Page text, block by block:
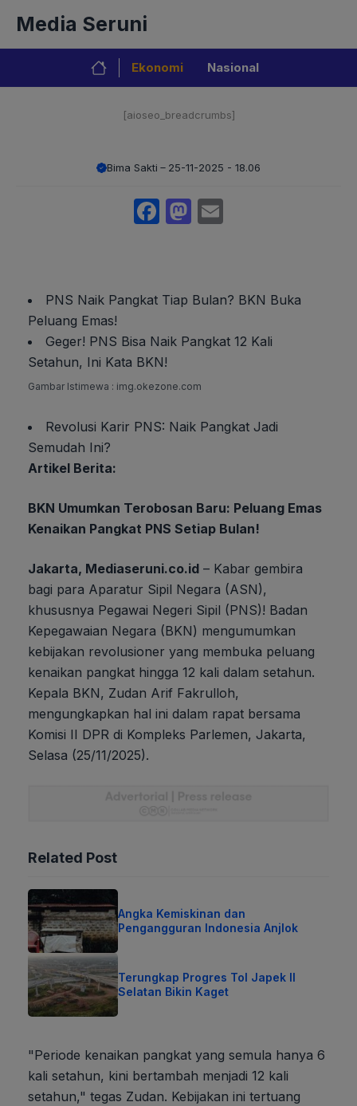
isi
Media Seruni
Ekonomi Nasional
[aioseo_breadcrumbs]
Bima Sakti 25-11-2025 - 18.06
Facebook
Mastodon
PNS Naik Pangkat Tiap Bulan? BKN Buka
Peluang Emas!
Geger! PNS Bisa Naik Pangkat 12 Kali
Setahun, Ini Kata BKN!
Gambar Istimewa : img.okezone.com
Revolusi Karir PNS: Naik Pangkat Jadi
Semudah Ini?
Artikel Berita:
BKN Umumkan Terobosan Baru: Peluang Emas
Kenaikan Pangkat PNS Setiap Bulan!
Jakarta, Mediaseruni.co.id – Kabar gembira
bagi para Aparatur Sipil Negara (ASN),
khususnya Pegawai Negeri Sipil (PNS)! Badan
Kepegawaian Negara (BKN) mengumumkan
kebijakan revolusioner yang membuka peluang
kenaikan pangkat hingga 12 kali dalam setahun.
Kepala BKN, Zudan Arif Fakrulloh,
mengungkapkan hal ini dalam rapat bersama
Komisi II DPR di Kompleks Parlemen, Jakarta,
Selasa (25/11/2025).
Related Post
Angka Kemiskinan dan
Pengangguran Indonesia Anjlok
Terungkap Progres Tol Japek II
Selatan Bikin Kaget
"Periode kenaikan pangkat yang semula hanya 6
kali setahun, kini bertambah menjadi 12 kali
setahun," tegas Zudan. Kebijakan ini tertuang